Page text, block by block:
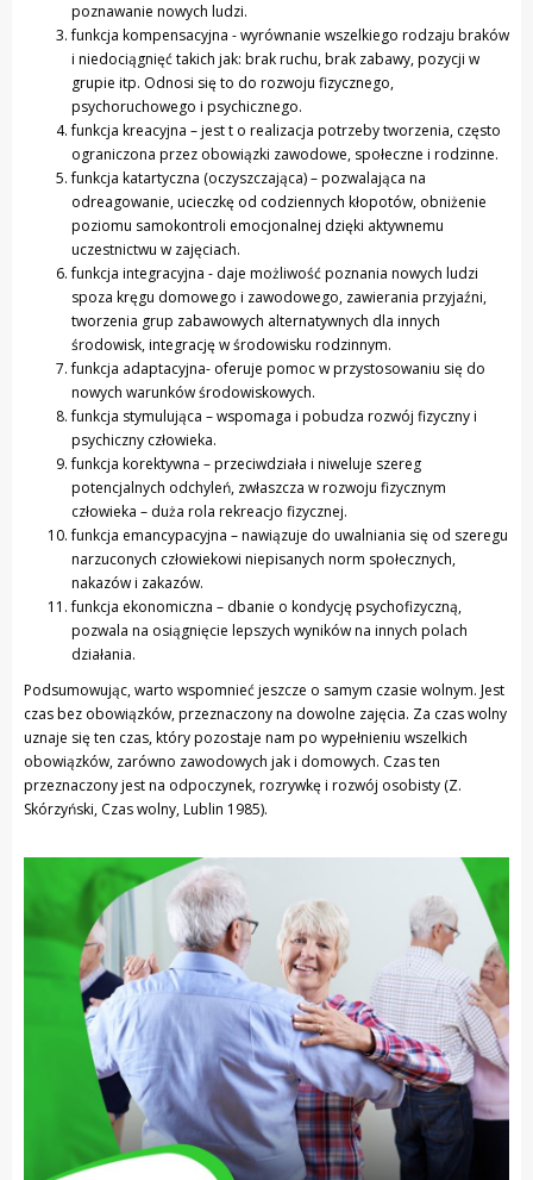
poznawanie nowych ludzi.
funkcja kompensacyjna - wyrównanie wszelkiego rodzaju braków
i niedociągnięć takich jak: brak ruchu, brak zabawy, pozycji w
grupie itp. Odnosi się to do rozwoju fizycznego,
psychoruchowego i psychicznego.
funkcja kreacyjna – jest t o realizacja potrzeby tworzenia, często
ograniczona przez obowiązki zawodowe, społeczne i rodzinne.
funkcja katartyczna (oczyszczająca) – pozwalająca na
odreagowanie, ucieczkę od codziennych kłopotów, obniżenie
poziomu samokontroli emocjonalnej dzięki aktywnemu
uczestnictwu w zajęciach.
funkcja integracyjna - daje możliwość poznania nowych ludzi
spoza kręgu domowego i zawodowego, zawierania przyjaźni,
tworzenia grup zabawowych alternatywnych dla innych
środowisk, integrację w środowisku rodzinnym.
funkcja adaptacyjna- oferuje pomoc w przystosowaniu się do
nowych warunków środowiskowych.
funkcja stymulująca – wspomaga i pobudza rozwój fizyczny i
psychiczny człowieka.
funkcja korektywna – przeciwdziała i niweluje szereg
potencjalnych odchyleń, zwłaszcza w rozwoju fizycznym
człowieka – duża rola rekreacjo fizycznej.
funkcja emancypacyjna – nawiązuje do uwalniania się od szeregu
narzuconych człowiekowi niepisanych norm społecznych,
nakazów i zakazów.
funkcja ekonomiczna – dbanie o kondycję psychofizyczną,
pozwala na osiągnięcie lepszych wyników na innych polach
działania.
Podsumowując, warto wspomnieć jeszcze o samym czasie wolnym. Jest
czas bez obowiązków, przeznaczony na dowolne zajęcia. Za czas wolny
uznaje się ten czas, który pozostaje nam po wypełnieniu wszelkich
obowiązków, zarówno zawodowych jak i domowych. Czas ten
przeznaczony jest na odpoczynek, rozrywkę i rozwój osobisty (Z.
Skórzyński, Czas wolny, Lublin 1985).